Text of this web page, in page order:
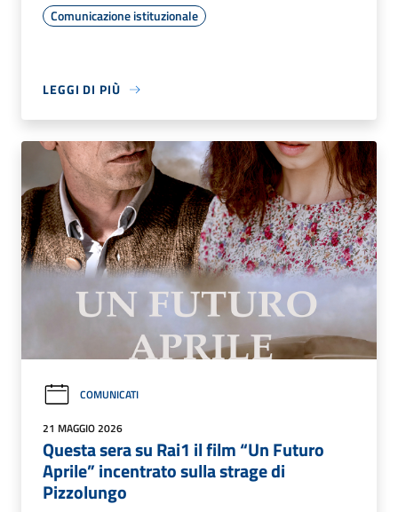
Comunicazione istituzionale
LEGGI DI PIÙ
COMUNICATI
21 MAGGIO 2026
Questa sera su Rai1 il film “Un Futuro
Aprile” incentrato sulla strage di
Pizzolungo